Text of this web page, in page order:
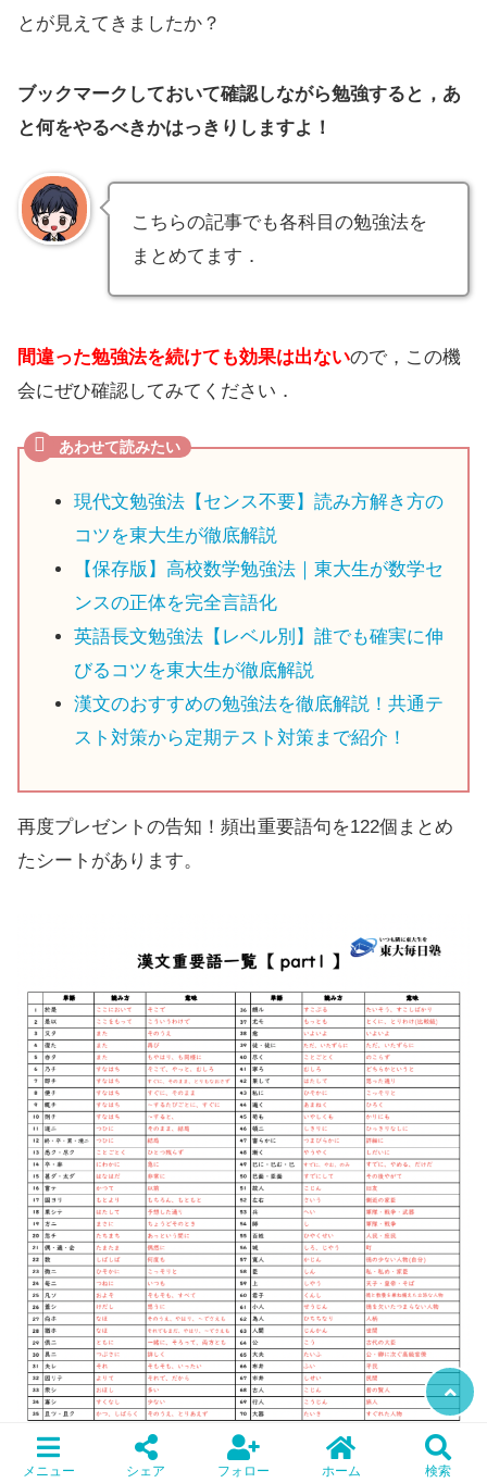
とが見えてきましたか？
ブックマークしておいて確認しながら勉強すると，あ
と何をやるべきかはっきりしますよ！
こちらの記事でも各科目の勉強法を
まとめてます．
間違った勉強法を続けても効果は出ないので，この機
会にぜひ確認してみてください．
現代文勉強法【センス不要】読み方解き方の
コツを東大生が徹底解説
【保存版】高校数学勉強法｜東大生が数学セ
ンスの正体を完全言語化
英語長文勉強法【レベル別】誰でも確実に伸
びるコツを東大生が徹底解説
漢文のおすすめの勉強法を徹底解説！共通テ
スト対策から定期テスト対策まで紹介！
再度プレゼントの告知！頻出重要語句を122個まとめ
たシートがあります。
メニュー シェア フォロー ホーム 検索